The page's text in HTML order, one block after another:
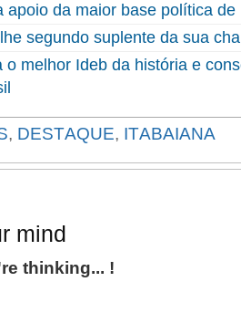
apoio da maior base política de
segundo suplente da sua
o melhor Ideb da história e
, DESTAQUE, ITABAIANA
mind
thinking... !